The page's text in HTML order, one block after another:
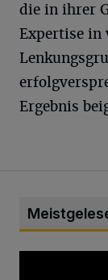
die in ihrer
Expertise in
Ergebnis